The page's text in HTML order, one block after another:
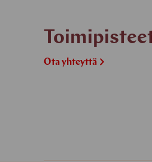
Ota yhteyttä